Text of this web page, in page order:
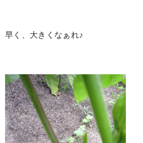
早く、大きくなぁれ♪